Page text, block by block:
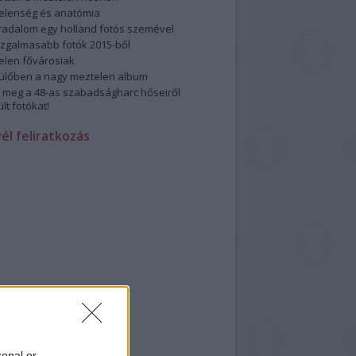
és anatómia
egy holland fotós szemével
fotók 2015-ből
fővárosiak
a nagy meztelen album
meg a 48-as szabadságharc hőseiről
fotókat!
feliratkozás